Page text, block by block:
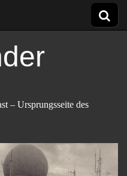
– Ursprungsseite des